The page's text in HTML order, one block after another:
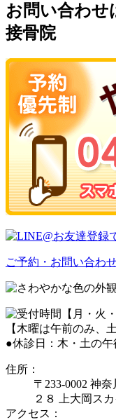
お問い合わせ
接骨院
ご予約・お問い合わ
●休診日：木・土の午
住所：
〒233-0002 神
２８ 上大岡ス
アクセス：